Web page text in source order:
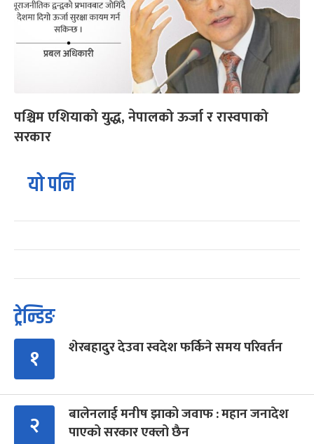
पश्चिम एशियाको युद्ध, नेपालको ऊर्जा र रास्वपाको
सरकार
यो पनि
ट्रेन्डिङ
१ शेरबहादुर देउवा स्वदेश फर्किने समय परिवर्तन
२
बालेनलाई मनीष झाको जवाफ : महान जनादेश
पाएको सरकार एक्लो छैन